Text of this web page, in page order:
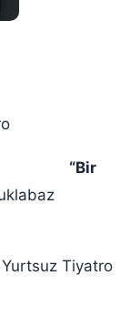
“Bir
Tiyatro